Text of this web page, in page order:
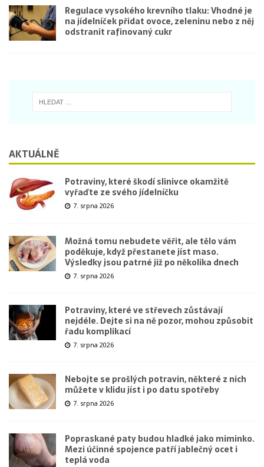
Regulace vysokého krevního tlaku: Vhodné je
na jídelníček přidat ovoce, zeleninu nebo z něj
odstranit rafinovaný cukr
AKTUÁLNĚ
Potraviny, které škodí slinivce okamžitě
vyřaďte ze svého jídelníčku
7. srpna 2026
Možná tomu nebudete věřit, ale tělo vám
poděkuje, když přestanete jíst maso.
Výsledky jsou patrné již po několika dnech
7. srpna 2026
Potraviny, které ve střevech zůstávají
nejdéle. Dejte si na ně pozor, mohou způsobit
řadu komplikací
7. srpna 2026
Nebojte se prošlých potravin, některé z nich
můžete v klidu jíst i po datu spotřeby
7. srpna 2026
Popraskané paty budou hladké jako miminko.
Mezi účinné spojence patří jablečný ocet i
teplá voda